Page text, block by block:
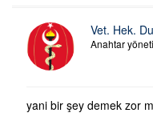
Vet. Hek.
Anahtar
yani bir şey demek zor